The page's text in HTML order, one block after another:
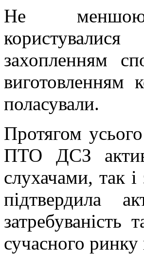
Не меншою
захопленням
виготовленням
поласували.
Протягом
ПТО ДСЗ
слухачами, так
підтвердила
затребуваність
сучасного ринку